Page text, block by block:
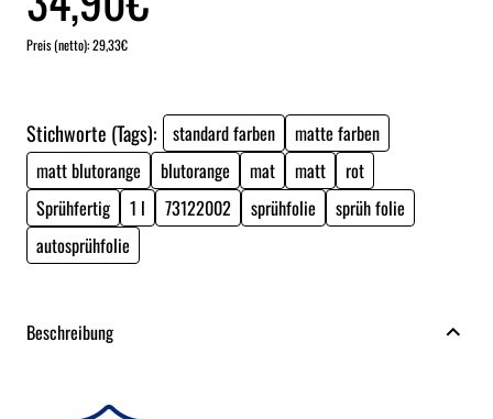
Preis (netto): 29,33€
Stichworte (Tags): standard farben
matte farben
matt blutorange
blutorange mat matt
rot
Sprühfertig
1 l 73122002 sprühfolie
sprüh folie
autosprühfolie
Beschreibung